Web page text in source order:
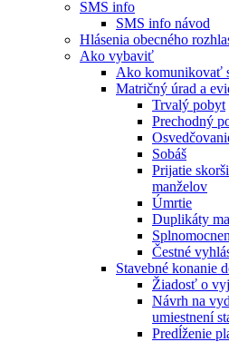
SMS info
SMS info návod
Hlásenia obecného
Ako vybaviť
Ako komunikovať
Matričný úrad a
Trvalý pobyt
Prechodný
Sobáš
Prijatie
manželov
Úmrtie
Duplikáty
Čestné
Stavebné konanie
Žiadosť o
Návrh na
umiestnení
Predĺženie